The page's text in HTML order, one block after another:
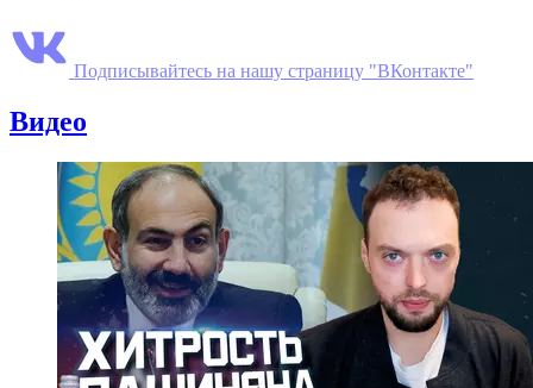
Подписывайтесь на нашу страницу "ВКонтакте"
Видео